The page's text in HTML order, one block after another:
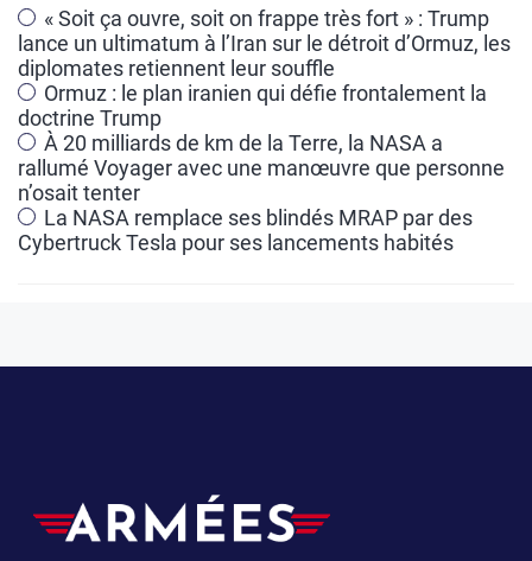
a
t
i
v
e
:
« Soit ça ouvre, soit on frappe très fort » : Trump
lance un ultimatum à l’Iran sur le détroit d’Ormuz, les
diplomates retiennent leur souffle
Ormuz : le plan iranien qui défie frontalement la
doctrine Trump
À 20 milliards de km de la Terre, la NASA a
rallumé Voyager avec une manœuvre que personne
n’osait tenter
La NASA remplace ses blindés MRAP par des
Cybertruck Tesla pour ses lancements habités